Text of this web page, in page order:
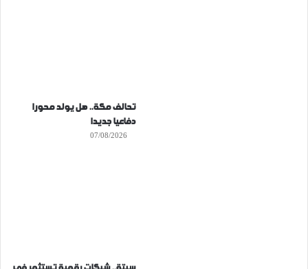
تحالف مكة.. هل يولد محورا
دفاعيا جديدا
07/08/2026